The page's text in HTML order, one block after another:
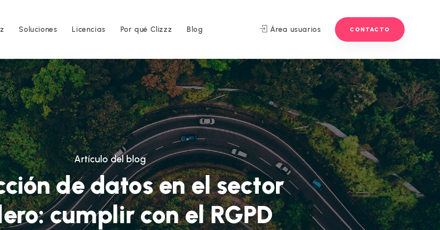
Soluciones Licencias Por qué Clizzz Blog Área usuarios CONTACTO
Artículo del blog
de datos en el sector
cumplir con el RGPD